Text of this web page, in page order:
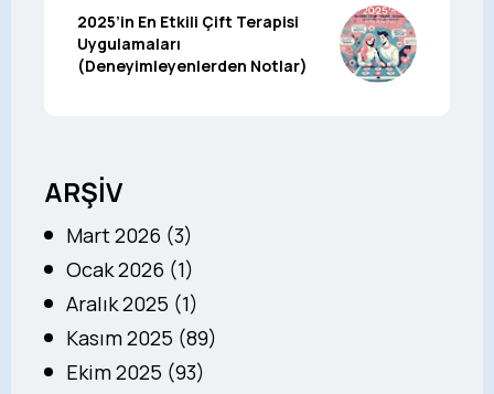
2025’in En Etkili Çift Terapisi
Uygulamaları
(Deneyimleyenlerden Notlar)
ARŞİV
Mart 2026 (3)
Ocak 2026 (1)
Aralık 2025 (1)
Kasım 2025 (89)
Ekim 2025 (93)